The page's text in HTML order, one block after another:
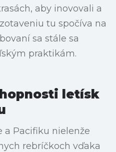
aby inovovali a
tu spočíva na
sa stále sa
praktikám.
letísk
a Pacifiku nielenže
rebríčkoch vďaka